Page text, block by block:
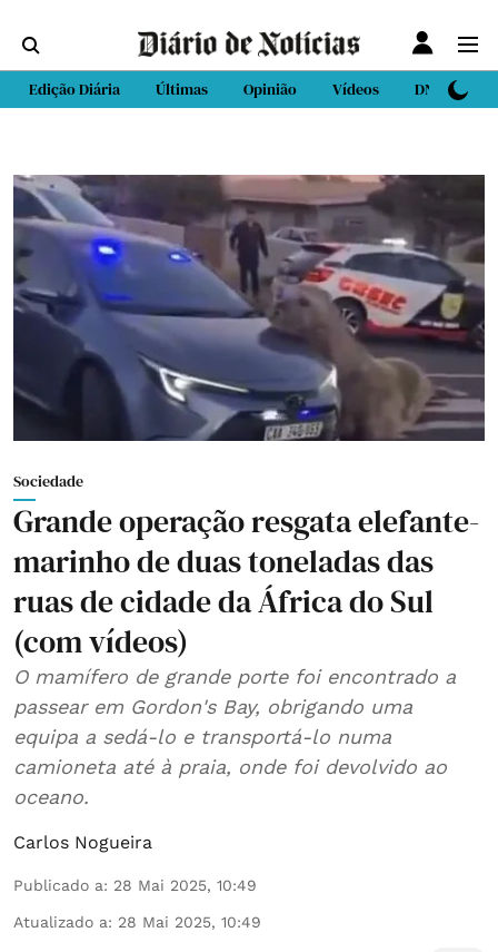
Edição Diária Últimas Opinião Vídeos DN Sport
Sociedade
Grande operação resgata elefante-
marinho de duas toneladas das
ruas de cidade da África do Sul
(com vídeos)
O mamífero de grande porte foi encontrado a
passear em Gordon's Bay, obrigando uma
equipa a sedá-lo e transportá-lo numa
camioneta até à praia, onde foi devolvido ao
oceano.
Carlos Nogueira
Publicado a: 28 Mai 2025, 10:49
Atualizado a: 28 Mai 2025, 10:49